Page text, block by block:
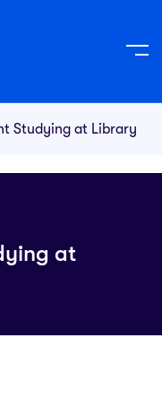
Studying at Library
at